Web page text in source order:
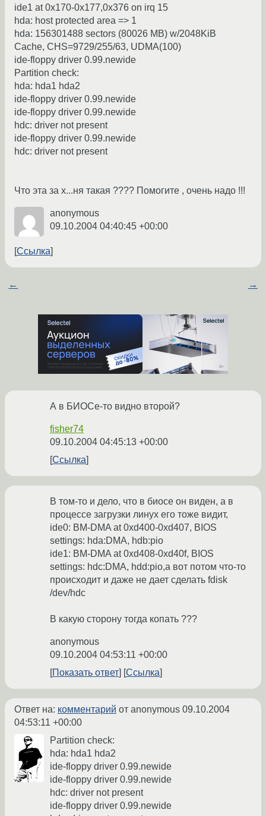
ide1 at 0x170-0x177,0x376 on irq 15
hda: host protected area => 1
hda: 156301488 sectors (80026 MB) w/2048KiB
Cache, CHS=9729/255/63, UDMA(100)
ide-floppy driver 0.99.newide
Partition check:
hda: hda1 hda2
ide-floppy driver 0.99.newide
ide-floppy driver 0.99.newide
hdc: driver not present
ide-floppy driver 0.99.newide
hdc: driver not present
Что эта за х...ня такая ???? Помогите , очень надо !!!
anonymous
09.10.2004 04:40:45 +00:00
Ссылка
← →
А в БИОСе-то видно второй?
fisher74
09.10.2004 04:45:13 +00:00
Ссылка
В том-то и дело, что в биосе он виден, а в
процессе загрузки линух его тоже видит,
ide0: BM-DMA at 0xd400-0xd407, BIOS
settings: hda:DMA, hdb:pio
ide1: BM-DMA at 0xd408-0xd40f, BIOS
settings: hdc:DMA, hdd:pio,а вот потом что-то
происходит и даже не дает сделать fdisk
/dev/hdc
В какую сторону тогда копать ???
anonymous
09.10.2004 04:53:11 +00:00
Показать ответ
Ссылка
Ответ на: комментарий от anonymous 09.10.2004
04:53:11 +00:00
Partition check:
hda: hda1 hda2
ide-floppy driver 0.99.newide
ide-floppy driver 0.99.newide
hdc: driver not present
ide-floppy driver 0.99.newide